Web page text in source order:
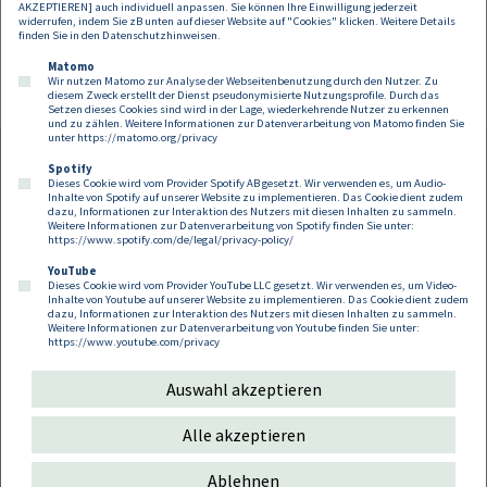
Footer
Kontakt Datenschutz
Impressum
Compliance
Cookies
AKZEPTIEREN] auch individuell anpassen. Sie können Ihre Einwilligung jederzeit
widerrufen, indem Sie zB unten auf dieser Website auf "Cookies" klicken. Weitere Details
finden Sie in den Datenschutzhinweisen.
Matomo
Wir nutzen Matomo zur Analyse der Webseitenbenutzung durch den Nutzer. Zu
diesem Zweck erstellt der Dienst pseudonymisierte Nutzungsprofile. Durch das
Setzen dieses Cookies sind wird in der Lage, wiederkehrende Nutzer zu erkennen
und zu zählen. Weitere Informationen zur Datenverarbeitung von Matomo finden Sie
unter https://matomo.org/privacy
Spotify
Dieses Cookie wird vom Provider Spotify AB gesetzt. Wir verwenden es, um Audio-
Inhalte von Spotify auf unserer Website zu implementieren. Das Cookie dient zudem
dazu, Informationen zur Interaktion des Nutzers mit diesen Inhalten zu sammeln.
Weitere Informationen zur Datenverarbeitung von Spotify finden Sie unter:
https://www.spotify.com/de/legal/privacy-policy/
YouTube
Dieses Cookie wird vom Provider YouTube LLC gesetzt. Wir verwenden es, um Video-
Inhalte von Youtube auf unserer Website zu implementieren. Das Cookie dient zudem
dazu, Informationen zur Interaktion des Nutzers mit diesen Inhalten zu sammeln.
Weitere Informationen zur Datenverarbeitung von Youtube finden Sie unter:
https://www.youtube.com/privacy
Auswahl akzeptieren
Alle akzeptieren
Ablehnen
Follow us on:
Copyright 2026